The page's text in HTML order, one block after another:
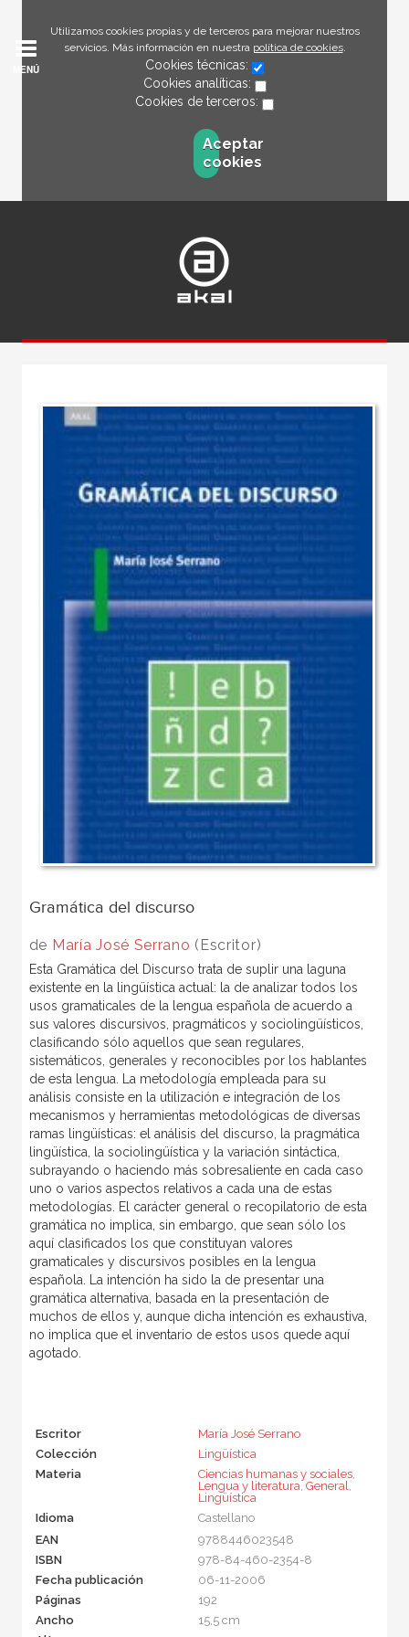
Utilizamos cookies propias y de terceros para mejorar nuestros
servicios. Más información en nuestra política de cookies.
Cookies técnicas:
Cookies analíticas:
Cookies de terceros:
Aceptar
cookies
MENÚ
Gramática del discurso
de María José Serrano (Escritor)
Esta Gramática del Discurso trata de suplir una laguna
existente en la lingüística actual: la de analizar todos los
usos gramaticales de la lengua española de acuerdo a
sus valores discursivos, pragmáticos y sociolingüísticos,
clasificando sólo aquellos que sean regulares,
sistemáticos, generales y reconocibles por los hablantes
de esta lengua. La metodología empleada para su
análisis consiste en la utilización e integración de los
mecanismos y herramientas metodológicas de diversas
ramas lingüísticas: el análisis del discurso, la pragmática
lingüística, la sociolingüística y la variación sintáctica,
subrayando o haciendo más sobresaliente en cada caso
uno o varios aspectos relativos a cada una de estas
metodologías. El carácter general o recopilatorio de esta
gramática no implica, sin embargo, que sean sólo los
aquí clasificados los que constituyan valores
gramaticales y discursivos posibles en la lengua
española. La intención ha sido la de presentar una
gramática alternativa, basada en la presentación de
muchos de ellos y, aunque dicha intención es exhaustiva,
no implica que el inventario de estos usos quede aquí
agotado.
Escritor
María José Serrano
Colección
Lingüística
Materia
Ciencias humanas y sociales,
Lengua y literatura, General
Lingüística
Idioma
Castellano
EAN
9788446023548
ISBN
978-84-460-2354-8
Fecha publicación
06-11-2006
Páginas
192
Ancho
15,5 cm